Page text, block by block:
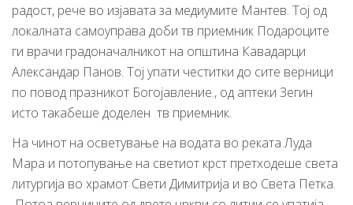
радост, рече во изјавата за медиумите Мантев. Тој од
локалната самоуправа доби тв приемник Подароците
ги врачи градоначалникот на општина Кавадарци
Александар Панов. Тој упати честитки до сите верници
по повод празникот Богојавление., од аптеки Зегин
исто такабеше доделен тв приемник.
На чинот на осветување на водата во реката Луда
Мара и потопување на светиот крст претходеше света
литургија во храмот Свети Димитрија и во Света Петка.